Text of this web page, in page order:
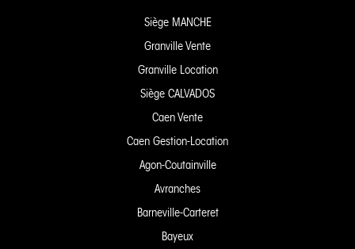
Siège MANCHE
Granville Vente
Granville Location
Siège CALVADOS
Caen Vente
Caen Gestion-Location
Agon-Coutainville
Avranches
Barneville-Carteret
Bayeux